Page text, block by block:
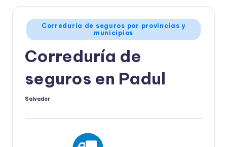
Publicado
en
Correduría de seguros por provincias y
municipios
Correduría de
seguros en Padul
Publicado
Salvador